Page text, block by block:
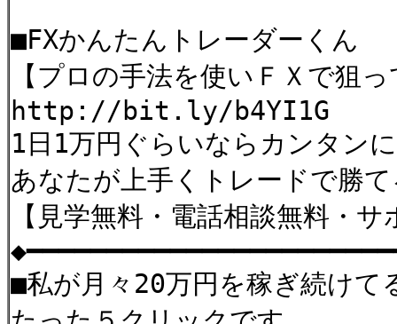
■FXかんたんトレーダーくん
【プロの手法を使いＦＸで狙
http://bit.ly/b4YI1G
1日1万円ぐらいならカンタン
あなたが上手くトレードで勝
【見学無料・電話相談無料・
■私が月々20万円を稼ぎ続けて